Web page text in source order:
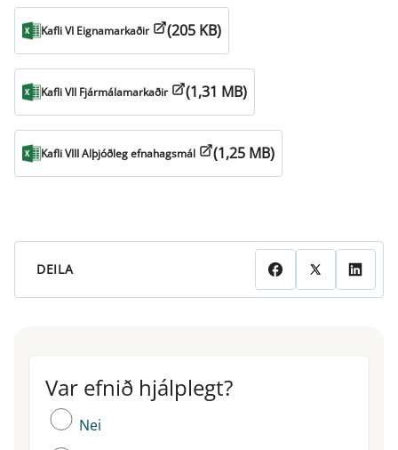
Kafli VI Eignamarkaðir (205 KB)
Kafli VII Fjármálamarkaðir (1,31 MB)
Kafli VIII Alþjóðleg efnahagsmál (1,25 MB)
DEILA
Var efnið hjálplegt?
Var efnið hjálplegt?
Nei